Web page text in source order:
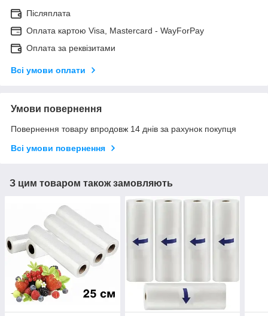
Післяплата
Оплата картою Visa, Mastercard - WayForPay
Оплата за реквізитами
Всі умови оплати
Умови повернення
Повернення товару впродовж 14 днів за рахунок покупця
Всі умови повернення
З цим товаром також замовляють